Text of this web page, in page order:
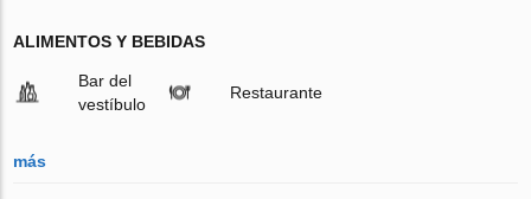
ALIMENTOS Y BEBIDAS
Bar del
vestíbulo
Restaurante
más